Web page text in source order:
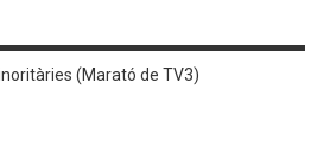
(Marató de TV3)